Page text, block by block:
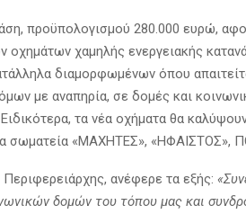
προϋπολογισμού 280.000 ευρώ,
οχημάτων χαμηλής ενεργειακής
διαμορφωμένων όπου
με αναπηρία, σε δομές και
τα νέα οχήματα θα
σωματεία «ΜΑΧΗΤΕΣ», «ΗΦΑΙΣΤΟΣ»,
ανέφερε τα εξής:
δομών του τόπου μας και